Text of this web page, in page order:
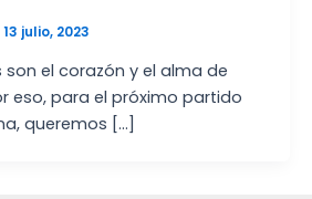
13 julio, 2023
son el corazón y el alma de
eso, para el próximo partido
queremos […]